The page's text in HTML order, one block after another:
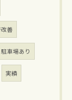
善
駐車場あり
実績